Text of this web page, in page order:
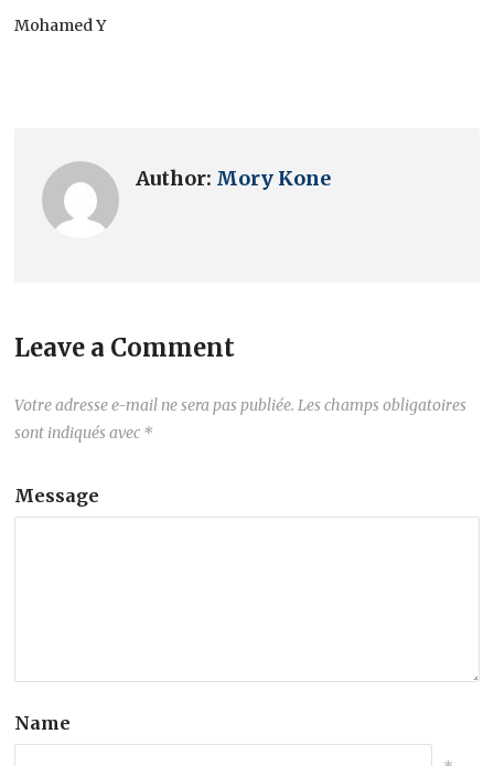
Mohamed Y
Author: Mory Kone
Leave a Comment
Votre adresse e-mail ne sera pas publiée. Les champs obligatoires
sont indiqués avec *
Message
Name